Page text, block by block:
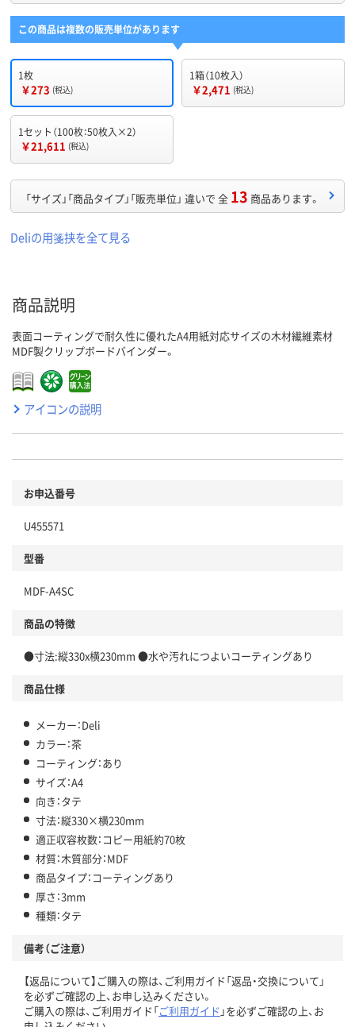
この商品は複数の販売単位があります
1枚
￥273 (税込)
1箱（10枚入）
￥2,471 (税込)
1セット（100枚：50枚入×2）
￥21,611 (税込)
「サイズ」「商品タイプ」「販売単位」 違いで 全 13 商品あります。
Deliの用箋挟を全て見る
商品説明
表面コーティングで耐久性に優れたA4用紙対応サイズの木材繊維素材
MDF製クリップボードバインダー。
アイコンの説明
お申込番号
U455571
型番
MDF-A4SC
商品の特徴
●寸法:縦330x横230mm ●水や汚れにつよいコーティングあり
商品仕様
メーカー：Deli
カラー：茶
コーティング：あり
サイズ：A4
向き：タテ
寸法：縦330×横230mm
適正収容枚数：コピー用紙約70枚
材質：木質部分：MDF
商品タイプ：コーティングあり
厚さ：3mm
種類：タテ
備考（ご注意）
【返品について】ご購入の際は、ご利用ガイド「返品・交換について」
を必ずご確認の上、お申し込みください。
ご購入の際は、ご利用ガイド「ご利用ガイド 」を必ずご確認の上、お